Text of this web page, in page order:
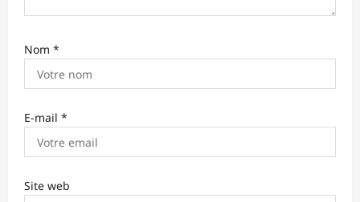
Nom *
E-mail *
Site web